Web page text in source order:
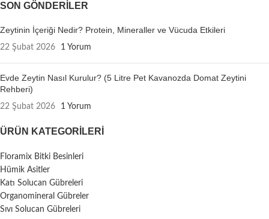
SON GÖNDERILER
Zeytinin İçeriği Nedir? Protein, Mineraller ve Vücuda Etkileri
22 Şubat 2026 1 Yorum
Evde Zeytin Nasıl Kurulur? (5 Litre Pet Kavanozda Domat Zeytini
Rehberi)
22 Şubat 2026 1 Yorum
ÜRÜN KATEGORILERI
Floramix Bitki Besinleri
Hümik Asitler
Katı Solucan Gübreleri
Organomineral Gübreler
Sıvı Solucan Gübreleri